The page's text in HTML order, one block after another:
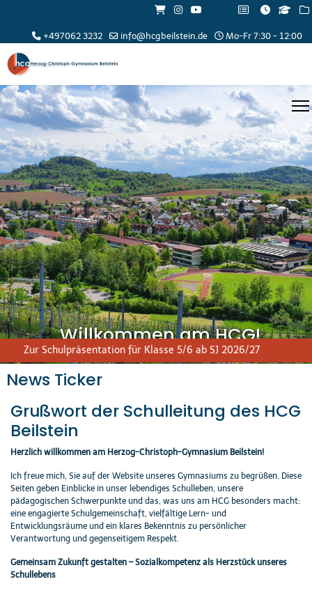
+497062 3232 info@hcgbeilstein.de Mo-Fr 7:30 - 12:00
Willkommen am HCG!
Zur Schulpräsentation für Klasse 5/6 ab SJ 2026/27
News Ticker
Grußwort der Schulleitung des HCG
Beilstein
Herzlich willkommen am Herzog-Christoph-Gymnasium Beilstein!
Ich freue mich, Sie auf der Website unseres Gymnasiums zu begrüßen. Diese
Seiten geben Einblicke in unser lebendiges Schulleben, unsere
pädagogischen Schwerpunkte und das, was uns am HCG besonders macht:
eine engagierte Schulgemeinschaft, vielfältige Lern- und
Entwicklungsräume und ein klares Bekenntnis zu persönlicher
Verantwortung und gegenseitigem Respekt.
Gemeinsam Zukunft gestalten – Sozialkompetenz als Herzstück unseres
Schullebens